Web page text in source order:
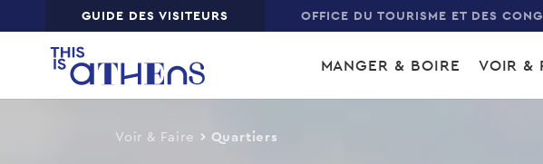
content
Top GUIDE DES VISITEURS OFFICE DU TOURISME ET DES
Main
MANGER & BOIRE VOIR &
Voir & Faire Quartiers